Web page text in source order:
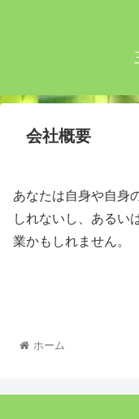
会社概要
あなたは自身や自身
しれないし、あるい
業かもしれません。
ホーム